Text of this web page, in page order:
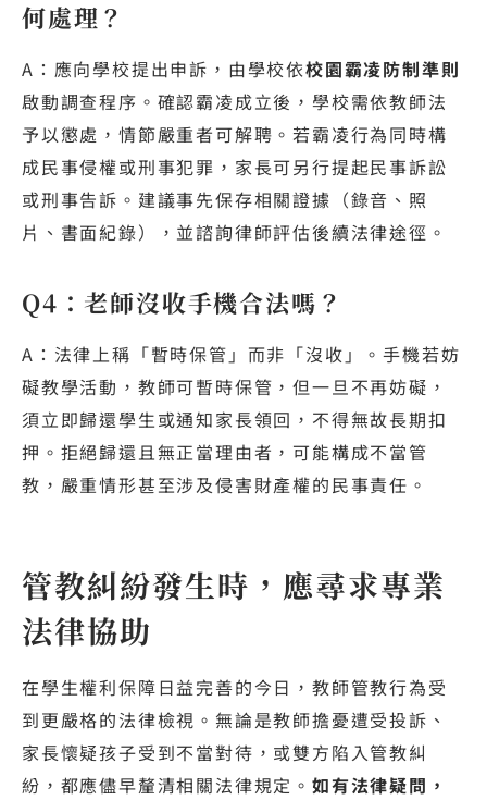
何處理？
A：應向學校提出申訴，由學校依校園霸凌防制準則
啟動調查程序。確認霸凌成立後，學校需依教師法
予以懲處，情節嚴重者可解聘。若霸凌行為同時構
成民事侵權或刑事犯罪，家長可另行提起民事訴訟
或刑事告訴。建議事先保存相關證據（錄音、照
片、書面紀錄），並諮詢律師評估後續法律途徑。
Q4：老師沒收手機合法嗎？
A：法律上稱「暫時保管」而非「沒收」。手機若妨
礙教學活動，教師可暫時保管，但一旦不再妨礙，
須立即歸還學生或通知家長領回，不得無故長期扣
押。拒絕歸還且無正當理由者，可能構成不當管
教，嚴重情形甚至涉及侵害財產權的民事責任。
管教糾紛發生時，應尋求專業
法律協助
在學生權利保障日益完善的今日，教師管教行為受
到更嚴格的法律檢視。無論是教師擔憂遭受投訴、
家長懷疑孩子受到不當對待，或雙方陷入管教糾
紛，都應儘早釐清相關法律規定。如有法律疑問，